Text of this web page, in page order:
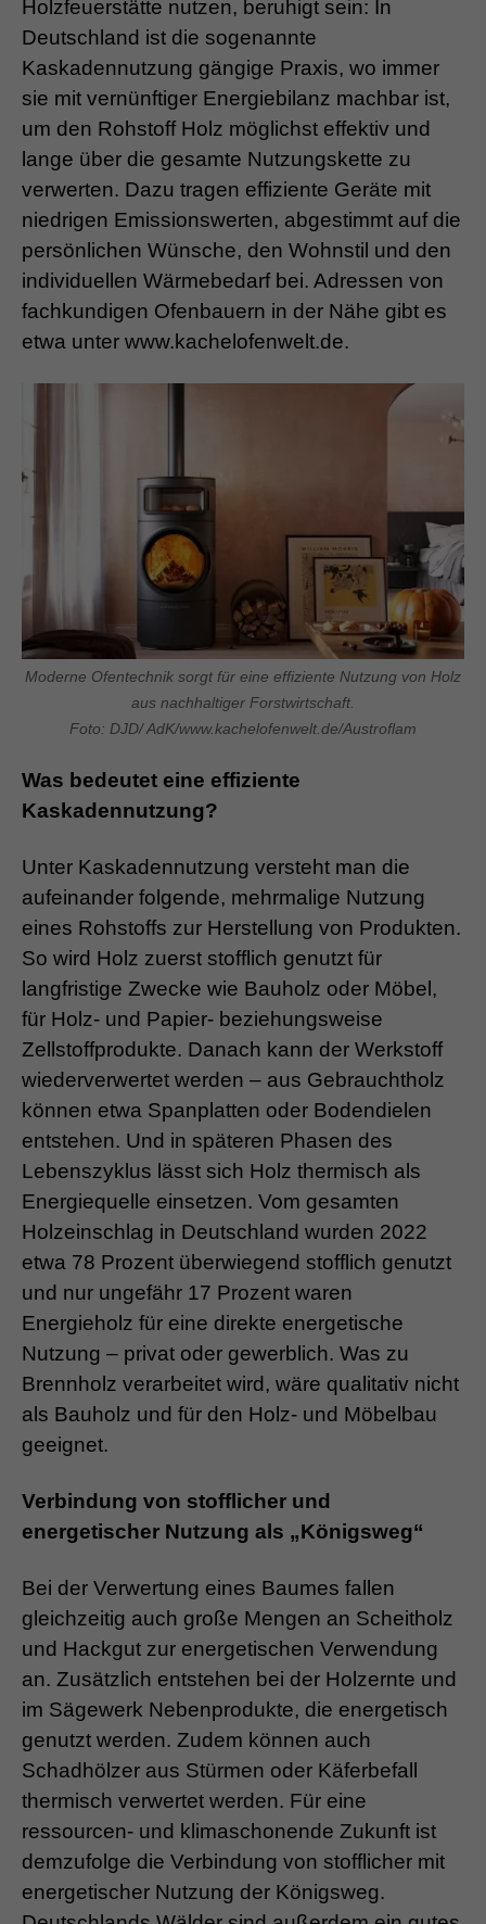
Holzfeuerstätte nutzen, beruhigt sein: In
Deutschland ist die sogenannte
Kaskadennutzung gängige Praxis, wo immer
sie mit vernünftiger Energiebilanz machbar ist,
um den Rohstoff Holz möglichst effektiv und
lange über die gesamte Nutzungskette zu
verwerten. Dazu tragen effiziente Geräte mit
niedrigen Emissionswerten, abgestimmt auf die
persönlichen Wünsche, den Wohnstil und den
individuellen Wärmebedarf bei. Adressen von
fachkundigen Ofenbauern in der Nähe gibt es
etwa unter www.kachelofenwelt.de.
Moderne Ofentechnik sorgt für eine effiziente Nutzung von Holz
aus nachhaltiger Forstwirtschaft.
Foto: DJD/ AdK/www.kachelofenwelt.de/Austroflam
Was bedeutet eine effiziente
Kaskadennutzung?
Unter Kaskadennutzung versteht man die
aufeinander folgende, mehrmalige Nutzung
eines Rohstoffs zur Herstellung von Produkten.
So wird Holz zuerst stofflich genutzt für
langfristige Zwecke wie Bauholz oder Möbel,
für Holz- und Papier- beziehungsweise
Zellstoffprodukte. Danach kann der Werkstoff
wiederverwertet werden – aus Gebrauchtholz
können etwa Spanplatten oder Bodendielen
entstehen. Und in späteren Phasen des
Lebenszyklus lässt sich Holz thermisch als
Energiequelle einsetzen. Vom gesamten
Holzeinschlag in Deutschland wurden 2022
etwa 78 Prozent überwiegend stofflich genutzt
und nur ungefähr 17 Prozent waren
Energieholz für eine direkte energetische
Nutzung – privat oder gewerblich. Was zu
Brennholz verarbeitet wird, wäre qualitativ nicht
als Bauholz und für den Holz- und Möbelbau
geeignet.
Verbindung von stofflicher und
energetischer Nutzung als „Königsweg“
Bei der Verwertung eines Baumes fallen
gleichzeitig auch große Mengen an Scheitholz
und Hackgut zur energetischen Verwendung
an. Zusätzlich entstehen bei der Holzernte und
im Sägewerk Nebenprodukte, die energetisch
genutzt werden. Zudem können auch
Schadhölzer aus Stürmen oder Käferbefall
thermisch verwertet werden. Für eine
ressourcen- und klimaschonende Zukunft ist
demzufolge die Verbindung von stofflicher mit
energetischer Nutzung der Königsweg.